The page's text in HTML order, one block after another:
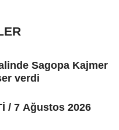
Sagopa Kajmer
verdi
/ 7 Ağustos 2026